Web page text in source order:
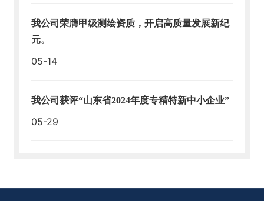
我公司荣膺甲级测绘资质，开启高质量发展新纪
元。
05-14
我公司获评“山东省2024年度专精特新中小企业”
05-29